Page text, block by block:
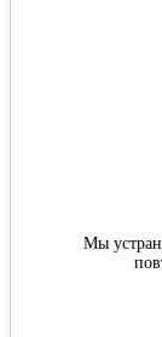
Мы